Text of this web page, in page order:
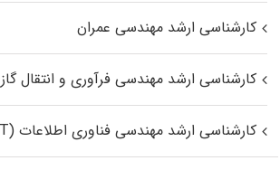
کارشناسی ارشد مهندسی عمران
کارشناسی ارشد مهندسی فرآوری و انتقال گاز
کارشناسی ارشد مهندسی فناوری اطلاعات (IT)